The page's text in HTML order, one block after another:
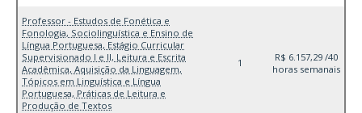
Professor - Estudos de Fonética e
Fonologia, Sociolinguística e Ensino de
Língua Portuguesa, Estágio Curricular
Supervisionado I e II, Leitura e Escrita
Acadêmica, Aquisição da Linguagem,
Tópicos em Linguística e Língua
Portuguesa, Práticas de Leitura e
Produção de Textos
1
R$ 6.157,29 /40
horas semanais